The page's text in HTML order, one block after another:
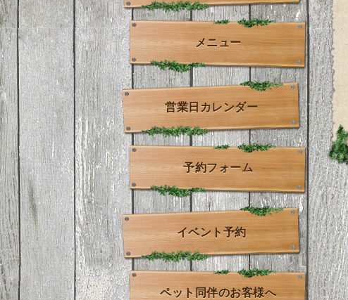
メニュー
営業日カレンダー
予約フォーム
イベント予約
ペット同伴のお客様へ